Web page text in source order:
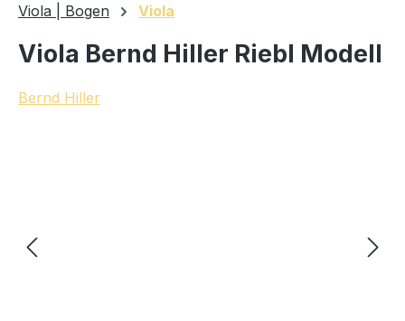
Viola | Bogen Viola
Viola Bernd Hiller Riebl Modell
Bernd Hiller